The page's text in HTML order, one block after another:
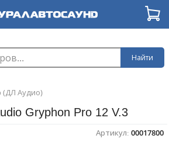
Найти
(ДЛ Аудио)
Gryphon Pro 12 V.3
Артикул: 00017800